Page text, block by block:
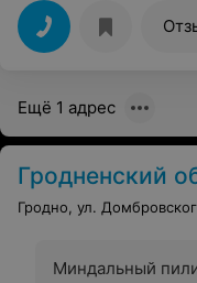
Ещё 1 адрес
Гродненский
Гродно, ул.
Миндальный